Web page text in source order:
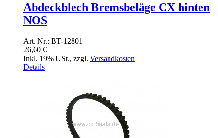
Abdeckblech Bremsbeläge CX hinten
NOS
Art. Nr.: BT-12801
26,60 €
Inkl. 19% USt., zzgl. Versandkosten
Details